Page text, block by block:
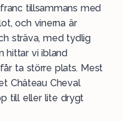
tillsammans med
och vinerna är
sträva, med tydlig
hittar vi ibland
ta större plats. Mest
Château Cheval
till eller lite drygt